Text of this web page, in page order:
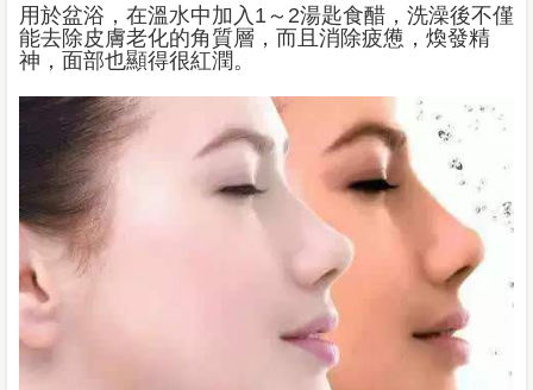
用於盆浴，在溫水中加入1～2湯匙食醋，洗澡後不僅
能去除皮膚老化的角質層，而且消除疲憊，煥發精
神，面部也顯得很紅潤。